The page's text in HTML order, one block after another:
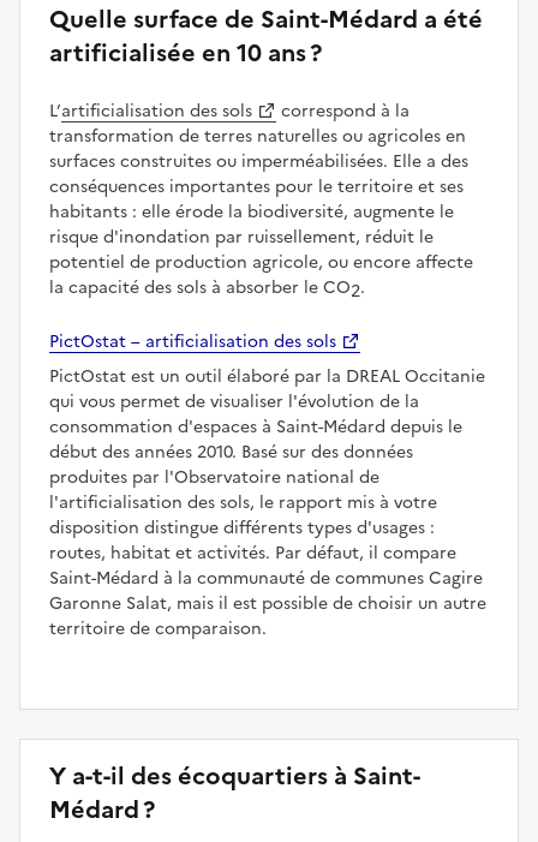
Quelle surface de Saint-Médard a été
artificialisée en 10 ans ?
L’artificialisation des sols
correspond à la
transformation de terres naturelles ou agricoles en
surfaces construites ou imperméabilisées. Elle a des
conséquences importantes pour le territoire et ses
habitants : elle érode la biodiversité, augmente le
risque d'inondation par ruissellement, réduit le
potentiel de production agricole, ou encore affecte
la capacité des sols à absorber le CO2.
PictOstat – artificialisation des sols
PictOstat est un outil élaboré par la DREAL Occitanie
qui vous permet de visualiser l'évolution de la
consommation d'espaces à Saint-Médard depuis le
début des années 2010. Basé sur des données
produites par l'Observatoire national de
l'artificialisation des sols, le rapport mis à votre
disposition distingue différents types d'usages :
routes, habitat et activités. Par défaut, il compare
Saint-Médard à la communauté de communes Cagire
Garonne Salat, mais il est possible de choisir un autre
territoire de comparaison.
Y a-t-il des écoquartiers à Saint-
Médard ?